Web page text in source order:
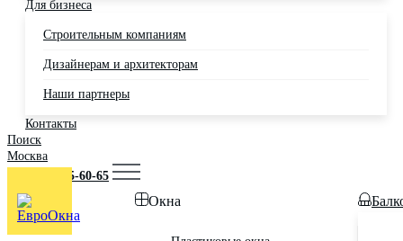
Для бизнеса
Строительным компаниям
Дизайнерам и архитекторам
Наши партнеры
Контакты
Поиск
Москва
+7 (495) 725-60-65
Окна